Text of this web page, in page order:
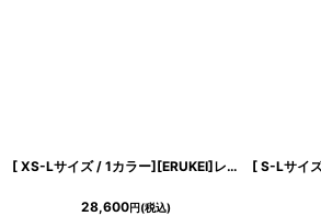
[ XS-Lサイズ / 1カラー][ERUKEI]レース・リボン・ノースリーブ・シアー・インナーミニ・マキシ丈・セミフレア・ロングドレス[送料無料]
28,600円(税込)